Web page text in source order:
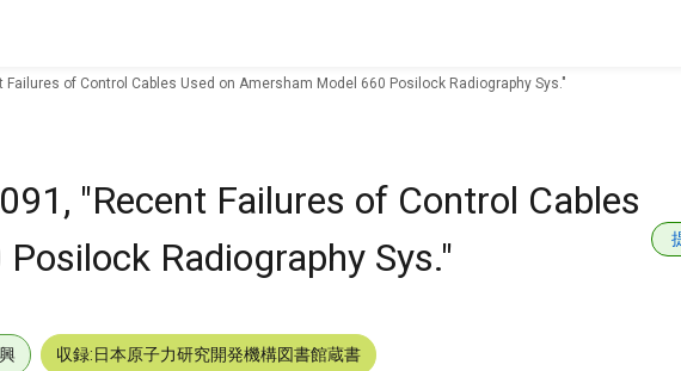
Failures of Control Cables Used on Amersham Model 660 Posilock Radiography Sys."
"Recent Failures of Control Cables
Radiography Sys."
収録:日本原子力研究開発機構図書館蔵書